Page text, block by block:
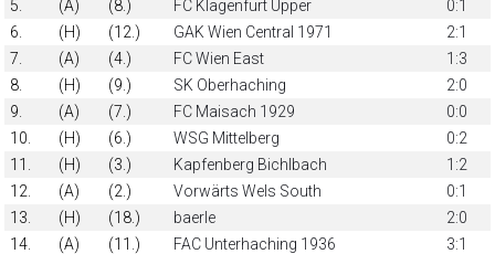
5.
(A) (8.) FC Klagenfurt Upper
0:1
6.
(H) (12.) GAK Wien Central 1971
2:1
7.
(A) (4.) FC Wien East
1:3
8.
(H) (9.) SK Oberhaching
2:0
9.
(A) (7.) FC Maisach 1929
0:0
10.
(H) (6.) WSG Mittelberg
0:2
11.
(H) (3.) Kapfenberg Bichlbach
1:2
12.
(A) (2.) Vorwärts Wels South
0:1
13.
(H) (18.) baerle
2:0
14.
(A) (11.) FAC Unterhaching 1936
3:1